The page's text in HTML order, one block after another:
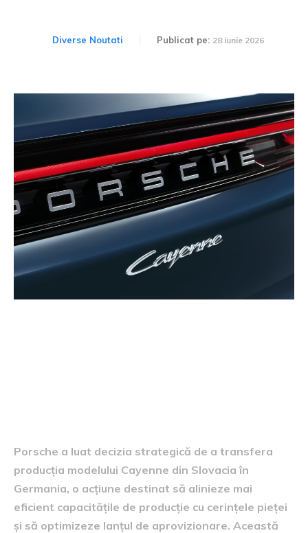
Diverse Noutati Publicat pe: 28 iunie 2026
Porsche a luat decizia strategică de a transfera
producția modelului Cayenne din Slovacia în
Germania, o acțiune destinat să alinieze mai
eficient capacitățile de producție cu cerințele pieței
și să optimizeze lanțul de aprovizionare. Această